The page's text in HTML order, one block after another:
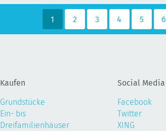
1 2 3 4 5 6
Kaufen
Grundstücke
Ein- bis
Dreifamilienhäuser
Social Media
Facebook
Twitter
XING